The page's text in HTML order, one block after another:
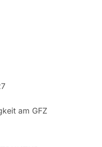
am GFZ